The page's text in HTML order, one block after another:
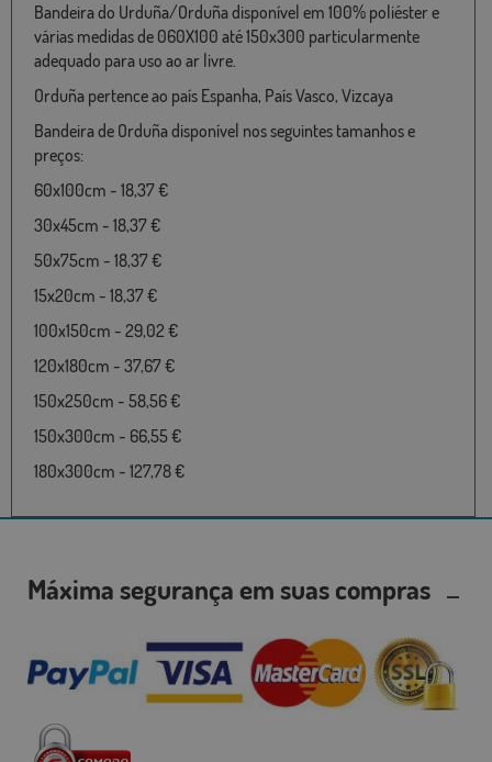
Bandeira do Urduña/Orduña disponível em 100% poliéster e
várias medidas de 060X100 até 150x300 particularmente
adequado para uso ao ar livre.
Orduña pertence ao país Espanha, País Vasco, Vizcaya
Bandeira de Orduña disponível nos seguintes tamanhos e
preços:
60x100cm - 18,37 €
30x45cm - 18,37 €
50x75cm - 18,37 €
15x20cm - 18,37 €
100x150cm - 29,02 €
120x180cm - 37,67 €
150x250cm - 58,56 €
150x300cm - 66,55 €
180x300cm - 127,78 €
Máxima segurança em suas compras